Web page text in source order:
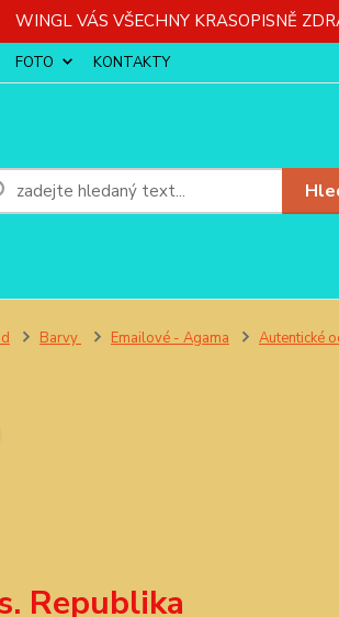
WINGL VÁS VŠECHNY KRASOPISNĚ
FOTO KONTAKTY
Barvy Emailové - Agama Autentické
Republika